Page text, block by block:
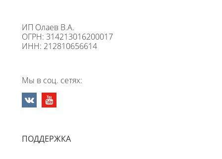
ИП Олаев В.А.
ОГРН: 314213016200017
ИНН: 212810656614
Мы в соц. сетях:
ПОДДЕРЖКА